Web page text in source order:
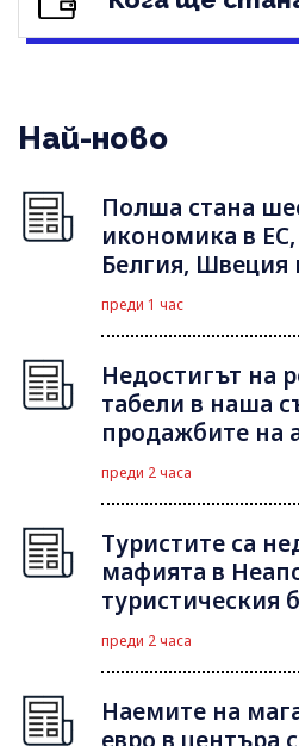
Най-ново
Полша стана
икономика в
Белгия, Швеция
преди 1 час
Недостигът на
табели в наша
продажбите на
преди 2 часа
Туристите са
мафията в
туристическия
преди 2 часа
Наемите на
евро в центъра